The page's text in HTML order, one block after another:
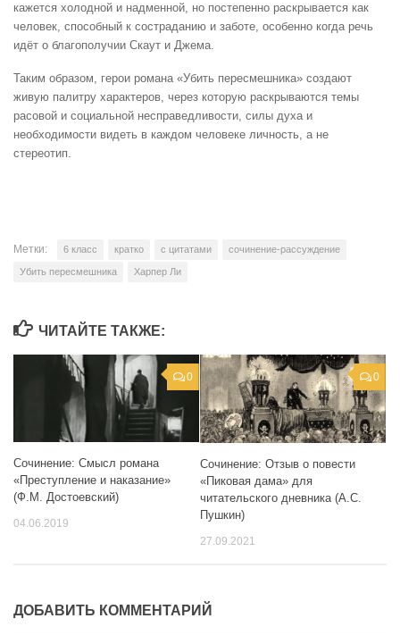
кажется холодной и надменной, но постепенно раскрывается как
человек, способный к состраданию и заботе, особенно когда речь
идёт о благополучии Скаут и Джема.
Таким образом, герои романа «Убить пересмешника» создают
живую палитру характеров, через которую раскрываются темы
расовой и социальной несправедливости, силы духа и
необходимости видеть в каждом человеке личность, а не
стереотип.
Метки: 6 класс кратко с цитатами сочинение-рассуждение
Убить пересмешника Харпер Ли
ЧИТАЙТЕ ТАКЖЕ:
0
Сочинение: Смысл романа
«Преступление и наказание»
(Ф.М. Достоевский)
04.06.2019
0
Сочинение: Отзыв о повести
«Пиковая дама» для
читательского дневника (А.С.
Пушкин)
27.09.2021
ДОБАВИТЬ КОММЕНТАРИЙ